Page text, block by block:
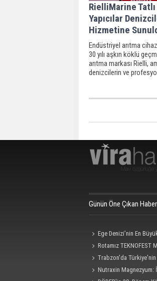
RielliMarine Tatlı
Yapıcılar
Hizmetine
Endüstriyel arıtma
30 yılı aşkın köklü
arıtma markası Rielli,
denizcilerin ve
yapıcılarını Trend
Günün Öne Çıkan
Ege Denizi’nin En
Rotamız TEKNOFEST
Trabzon'da Türkiye'nin
Nutraxin Magnezyum: